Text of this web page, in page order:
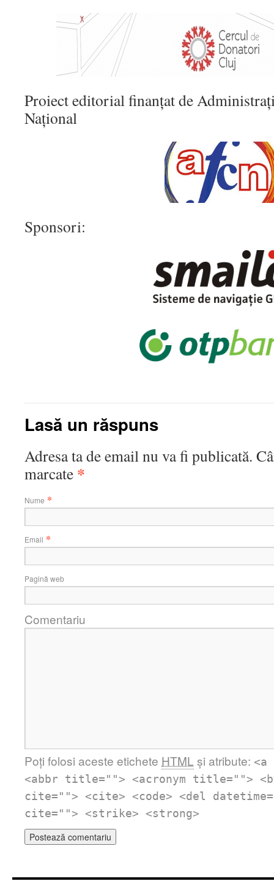
Proiect editorial finanțat de
Naţional
Sponsori:
Lasă un răspuns
Adresa ta de email nu va fi publicată.
marcate *
Nume *
Email *
Pagină web
Comentariu
Poți folosi aceste etichete HTML și atribute:
<abbr title=""> <acronym title="">
cite=""> <cite> <code> <del
cite=""> <strike> <strong>